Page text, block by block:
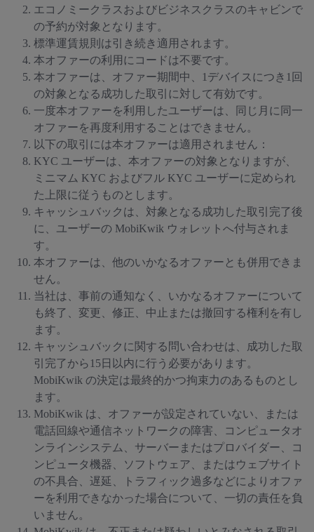
エコノミークラスおよびビジネスクラスのキャビンで
の予約が対象となります。
標準運賃規則は引き続き適用されます。
本オファーの利用にコードは不要です。
本オファーは、オファー期間中、1デバイスにつき1回
の対象となる成功した取引に対して有効です。
一度本オファーを利用したユーザーは、同じ月に同一
オファーを再度利用することはできません。
以下の取引には本オファーは適用されません：
KYC ユーザーは、本オファーの対象となりますが、
ミニマム KYC およびフル KYC ユーザーに定められ
た上限に従うものとします。
キャッシュバックは、対象となる成功した取引完了後
に、ユーザーの MobiKwik ウォレットへ付与されま
す。
本オファーは、他のいかなるオファーとも併用できま
せん。
当社は、事前の通知なく、いかなるオファーについて
も終了、変更、修正、中止または撤回する権利を有し
ます。
キャッシュバックに関する問い合わせは、成功した取
引完了から15日以内に行う必要があります。
MobiKwik の決定は最終的かつ拘束力のあるものとし
ます。
MobiKwik は、オファーが設定されていない、または
電話回線や通信ネットワークの障害、コンピュータオ
ンラインシステム、サーバーまたはプロバイダー、コ
ンピュータ機器、ソフトウェア、またはウェブサイト
の不具合、遅延、トラフィック過多などによりオファ
ーを利用できなかった場合について、一切の責任を負
いません。